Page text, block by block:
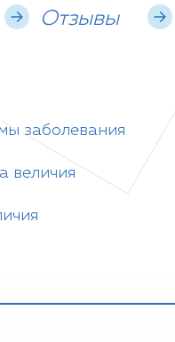
Отзывы
заболевания
величия